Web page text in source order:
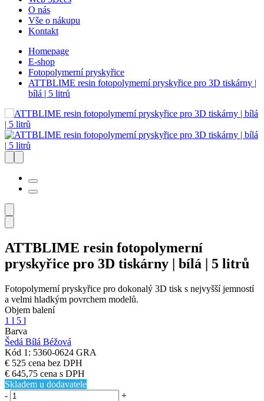
O nás
Vše o nákupu
Kontakt
Homepage
E-shop
Fotopolymerní pryskyřice
ATTBLIME resin fotopolymerní pryskyřice pro 3D tiskárny |
bílá | 5 litrů
ATTBLIME resin fotopolymerní
pryskyřice pro 3D tiskárny | bílá | 5 litrů
Fotopolymerní pryskyřice pro dokonalý 3D tisk s nejvyšší jemností
a velmi hladkým povrchem modelů.
Objem balení
1 l 5 l
Barva
Šedá Bílá Béžová
Kód 1: 5360-0624 GRA
€ 525 cena bez DPH
€ 645,75 cena s DPH
Skladem u dodavatele
-
+